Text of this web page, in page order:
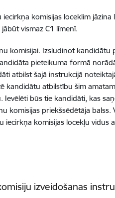
komisijas loceklim jāzina
vismaz C1 līmenī.
komisijai. Izsludinot kandidātu
pieteikuma formā
atbilst šajā instrukcijā
kandidātu atbilstību šim
būs tie kandidāti, kas
komisijas priekšsēdētāja balss.
komisijas locekļu vidus
izveidošanas